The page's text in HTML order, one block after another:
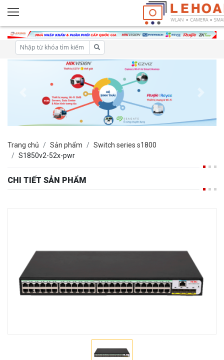
Trang chủ Sản phẩm
Switch series s1800
S1850v2-52x-pwr
CHI TIẾT SẢN PHẨM